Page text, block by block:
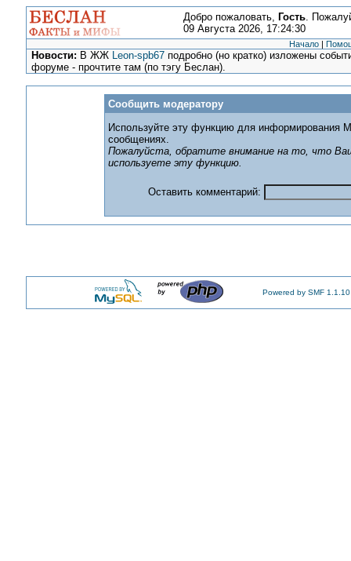
Добро пожаловать, Гость.
09 Августа 2026, 17:24:30
Начало |
Новости: В ЖЖ Leon-spb67 подробно (но кратко) изложены
форуме - прочтите там (по тэгу Беслан).
Сообщить модератору
Используйте эту функцию для информирования
сообщениях.
Пожалуйста, обратите внимание на то, что
используете эту функцию.
Оставить комментарий:
Powered by SMF 1.1.10